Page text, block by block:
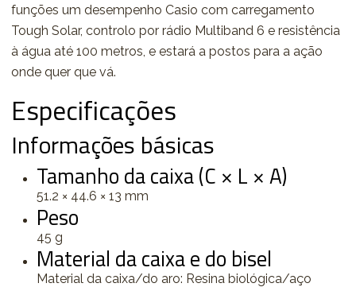
funções um desempenho Casio com carregamento
Tough Solar, controlo por rádio Multiband 6 e resistência
à água até 100 metros, e estará a postos para a ação
onde quer que vá.
Especificações
Informações básicas
Tamanho da caixa (C × L × A)
51.2 × 44.6 × 13 mm
Peso
45 g
Material da caixa e do bisel
Material da caixa/do aro: Resina biológica/aço